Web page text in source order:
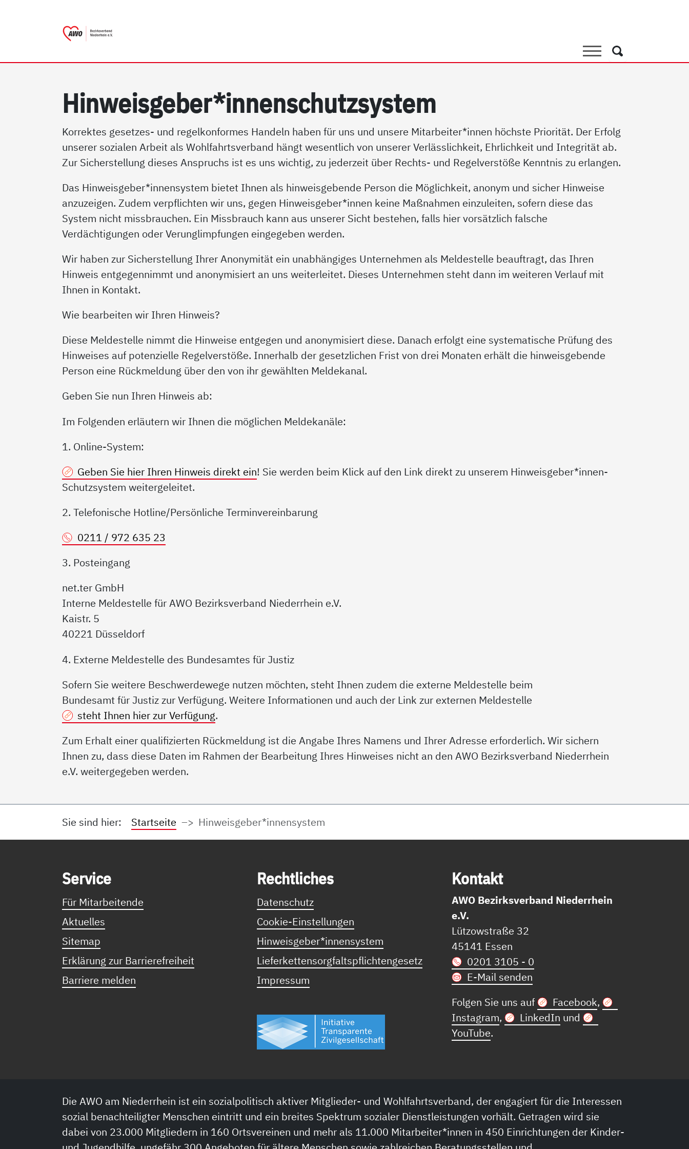
Suche
Suche
Hin­weis­ge­ber*in­nen­schutz­sys­tem
Korrektes gesetzes- und regelkonformes Handeln haben für uns und unsere Mitarbeiter*innen höchste Priorität. Der Erfolg
unserer sozialen Arbeit als Wohlfahrtsverband hängt wesentlich von unserer Verlässlichkeit, Ehrlichkeit und Integrität ab.
Zur Sicherstellung dieses Anspruchs ist es uns wichtig, zu jederzeit über Rechts- und Regelverstöße Kenntnis zu erlangen.
Das Hinweisgeber*innensystem bietet Ihnen als hinweisgebende Person die Möglichkeit, anonym und sicher Hinweise
anzuzeigen. Zudem verpflichten wir uns, gegen Hinweisgeber*innen keine Maßnahmen einzuleiten, sofern diese das
System nicht missbrauchen. Ein Missbrauch kann aus unserer Sicht bestehen, falls hier vorsätzlich falsche
Verdächtigungen oder Verunglimpfungen eingegeben werden.
Wir haben zur Sicherstellung Ihrer Anonymität ein unabhängiges Unternehmen als Meldestelle beauftragt, das Ihren
Hinweis entgegennimmt und anonymisiert an uns weiterleitet. Dieses Unternehmen steht dann im weiteren Verlauf mit
Ihnen in Kontakt.
Wie bearbeiten wir Ihren Hinweis?
Diese Meldestelle nimmt die Hinweise entgegen und anonymisiert diese. Danach erfolgt eine systematische Prüfung des
Hinweises auf potenzielle Regelverstöße. Innerhalb der gesetzlichen Frist von drei Monaten erhält die hinweisgebende
Person eine Rückmeldung über den von ihr gewählten Meldekanal.
Geben Sie nun Ihren Hinweis ab:
Im Folgenden erläutern wir Ihnen die möglichen Meldekanäle:
1. Online-System:
Geben Sie hier Ihren Hinweis direkt ein! Sie werden beim Klick auf den Link direkt zu unserem Hinweisgeber*innen-
Schutzsystem weitergeleitet.
2. Telefonische Hotline/Persönliche Terminvereinbarung
0211 / 972 635 23
3. Posteingang
net.ter GmbH
Interne Meldestelle für AWO Bezirksverband Niederrhein e.V.
Kaistr. 5
40221 Düsseldorf
4. Externe Meldestelle des Bundesamtes für Justiz
Sofern Sie weitere Beschwerdewege nutzen möchten, steht Ihnen zudem die externe Meldestelle beim
Bundesamt für Justiz zur Verfügung. Weitere Informationen und auch der Link zur externen Meldestelle
steht Ihnen hier zur Verfügung.
Zum Erhalt einer qualifizierten Rückmeldung ist die Angabe Ihres Namens und Ihrer Adresse erforderlich. Wir sichern
Ihnen zu, dass diese Daten im Rahmen der Bearbeitung Ihres Hinweises nicht an den AWO Bezirksverband Niederrhein
e.V. weitergegeben werden.
Sie sind hier: Startseite Hinweisgeber*innensystem
Ser­vice
Für Mitarbeitende
Aktuelles
Sitemap
Erklärung zur Barrierefreiheit
Barriere melden
Recht­li­ches
Datenschutz
Cookie-Einstellungen
Hinweisgeber*innensystem
Lieferkettensorgfaltspflichtengesetz
Impressum
Kon­takt
AWO Bezirksverband Niederrhein
e.V.
Lützowstraße 32
45141 Essen
0201 3105 - 0
E-Mail senden
Folgen Sie uns auf
Facebook,
Instagram, LinkedIn und
YouTube.
Die AWO am Niederrhein ist ein sozialpolitisch aktiver Mitglieder- und Wohlfahrtsverband, der engagiert für die Interessen
sozial benachteiligter Menschen eintritt und ein breites Spektrum sozialer Dienstleistungen vorhält. Getragen wird sie
dabei von 23.000 Mitgliedern in 160 Ortsvereinen und mehr als 11.000 Mitarbeiter*innen in 450 Einrichtungen der Kinder-